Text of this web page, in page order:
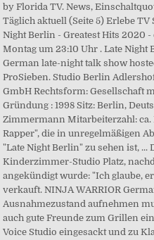
by Florida TV. News,
Täglich aktuell (Seite 5) Erlebe
Night Berlin - Greatest Hits 2020 -
Montag um 23:10 Uhr . Late Night
German late-night talk show
ProSieben. Studio Berlin
GmbH Rechtsform: Gesellschaft
Gründung : 1998 Sitz: Berlin,
Zimmermann Mitarbeiterzahl:
Rapper", die in unregelmäßigen
"Late Night Berlin" zu sehen ist,
Kinderzimmer-Studio Platz,
angekündigt wurde: "Ich glaube,
verkauft. NINJA WARRIOR
Ausnahmezustand aufnehmen
auch gute Freunde zum Grillen
Voice Studio eingesackt und zu